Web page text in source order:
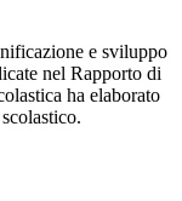
e sviluppo
nel Rapporto di
ha elaborato